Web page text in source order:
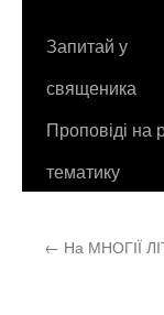
контенту
Запитай у
священика
Проповіді на
тематику
← На МНОГІЇ